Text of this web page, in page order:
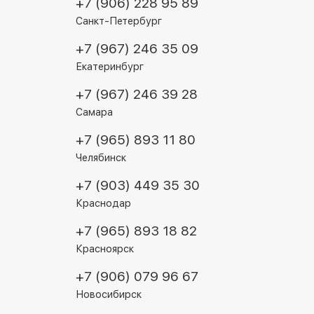
+7 (906) 228 95 89
Санкт-Петербург
+7 (967) 246 35 09
Екатеринбург
+7 (967) 246 39 28
Самара
+7 (965) 893 11 80
Челябинск
+7 (903) 449 35 30
Краснодар
+7 (965) 893 18 82
Красноярск
+7 (906) 079 96 67
Новосибирск